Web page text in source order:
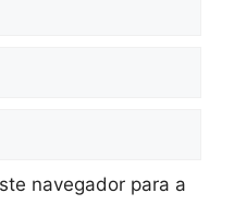
navegador para a